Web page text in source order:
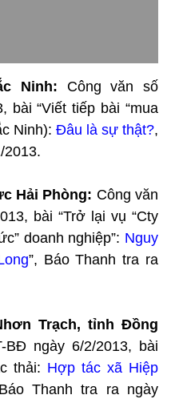
Ninh: Công văn số
bài “Viết tiếp bài “mua
Ninh): Đâu là sự thật?,
2013.
Hải Phòng: Công văn
bài “Trở lại vụ “Cty
doanh nghiệp”: Nguy
”, Báo Thanh tra ra
Trạch, tỉnh Đồng
BĐ ngày 6/2/2013, bài
thải: Hợp tác xã Hiệp
Thanh tra ra ngày